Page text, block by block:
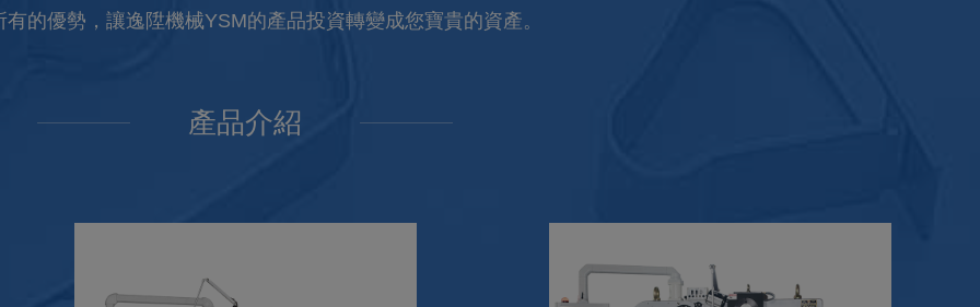
有的優勢，讓逸陞機械YSM的產品投資轉變成您寶貴的資產。
產品介紹